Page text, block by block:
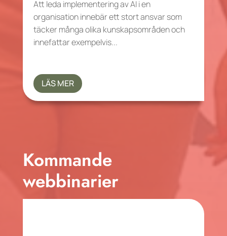
Att leda implementering av AI i en
organisation innebär ett stort ansvar som
täcker många olika kunskapsområden och
innefattar exempelvis...
LÄS MER
Kommande
webbinarier